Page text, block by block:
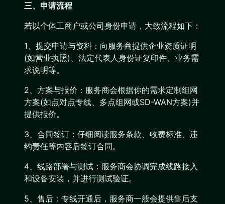
三、申请流程
若以个体工商户或公司身份申请，大致流程如下：
1、提交申请与资料：向服务商提供企业资质证明
(如营业执照)、法定代表人身份证复印件、业务需
求说明等。
2、方案与报价：服务商会根据你的需求定制组网
方案(如点对点专线、多点组网或SD-WAN方案)并
提供报价。
3、合同签订：仔细阅读服务条款、收费标准、违
约责任等内容后签订合同。
4、线路部署与测试：服务商会协调完成线路接入
和设备安装，并进行测试验证。
5、售后：专线开通后，服务商一般会提供售后支